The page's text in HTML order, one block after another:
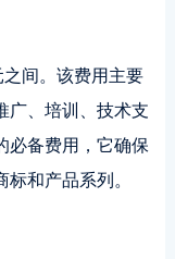
间。该费用主要
广、培训、技术支
必备费用，它确保
和产品系列。